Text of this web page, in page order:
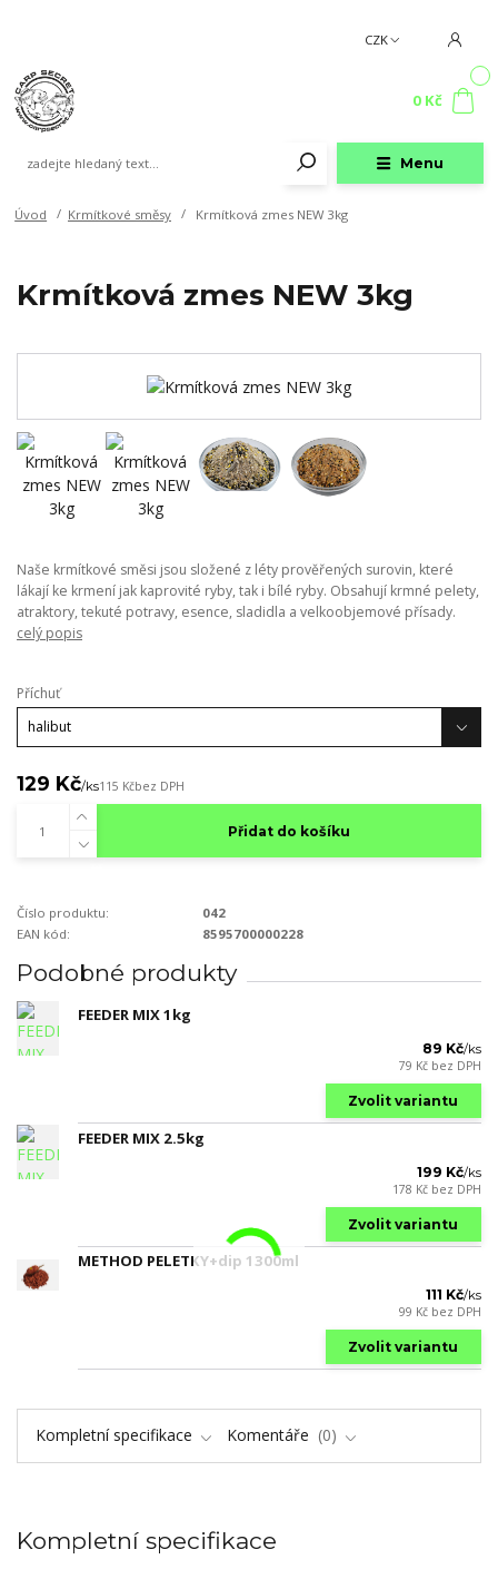
Menu
CZK
0 Kč
Úvod Krmítkové směsy Krmítková zmes NEW 3kg
Krmítková zmes NEW 3kg
Naše krmítkové směsi jsou složené z léty prověřených surovin, které
lákají ke krmení jak kaprovité ryby, tak i bílé ryby. Obsahují krmné pelety,
atraktory, tekuté potravy, esence, sladidla a velkoobjemové přísady.
celý popis
Příchuť
129 Kč/ks115 Kčbez DPH
Přidat do košíku
Číslo produktu:
042
EAN kód:
8595700000228
Podobné produkty
FEEDER MIX 1kg
89 Kč/ks
79 Kč bez DPH
Zvolit variantu
FEEDER MIX 2.5kg
199 Kč/ks
178 Kč bez DPH
Zvolit variantu
METHOD PELETKY+dip 1300ml
111 Kč/ks
99 Kč bez DPH
Zvolit variantu
Kompletní specifikace Komentáře 0
Kompletní specifikace